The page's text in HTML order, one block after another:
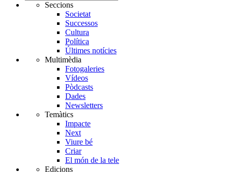
Seccions
Societat
Successos
Cultura
Política
Últimes notícies
Multimèdia
Fotogaleries
Vídeos
Pòdcasts
Dades
Newsletters
Temàtics
Impacte
Next
Viure bé
Criar
El món de la tele
Edicions